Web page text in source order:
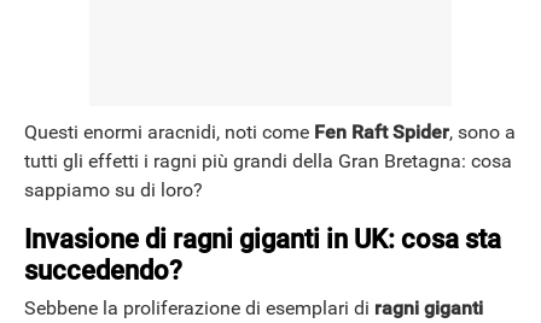
Questi enormi aracnidi, noti come Fen Raft Spider, sono a
tutti gli effetti i ragni più grandi della Gran Bretagna: cosa
sappiamo su di loro?
Invasione di ragni giganti in UK: cosa sta
succedendo?
Sebbene la proliferazione di esemplari di ragni giganti